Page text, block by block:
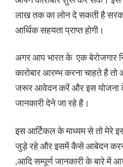
लाख तक का लोन दे सकती है
आर्थिक सहयता प्राप्त होगी।
अगर आप भारत के एक बेरोजगार
कारोबार आरम्भ करना चाहते है तो
जरूर आवेदन करें और इस योजना
जानकारी देने जा रहे है।
इस आर्टिकल के माध्यम से तो
जुड़े रहे और इसमें कैसे आबेदन करना
,आदि सम्पूर्ण जानकारी के बारे में